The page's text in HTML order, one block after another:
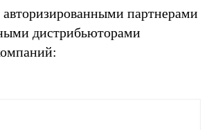
партнерами
дистрибьюторами